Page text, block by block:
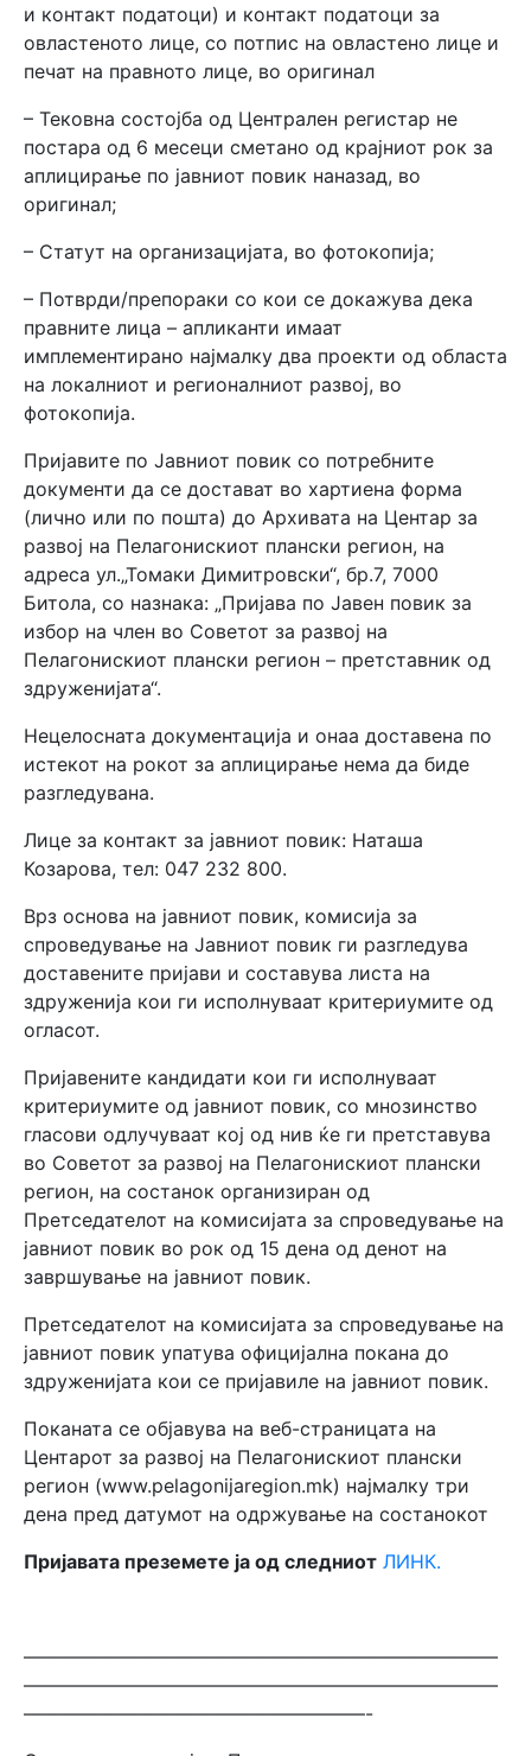
и контакт податоци) и контакт податоци за
овластеното лице, со потпис на овластено лице и
печат на правното лице, во оригинал
– Тековна состојба од Централен регистар не
постара од 6 месеци сметано од крајниот рок за
аплицирање по јавниот повик наназад, во
оригинал;
– Статут на организацијата, во фотокопија;
– Потврди/препораки со кои се докажува дека
правните лица – апликанти имаат
имплементирано најмалку два проекти од областа
на локалниот и регионалниот развој, во
фотокопија.
Пријавите по Јавниот повик со потребните
документи да се достават во хартиена форма
(лично или по пошта) до Архивата на Центар за
развој на Пелагонискиот плански регион, на
адреса ул.„Томаки Димитровски“, бр.7, 7000
Битола, со назнака: „Пријава по Јавен повик за
избор на член во Советот за развој на
Пелагонискиот плански регион – претставник од
здруженијата“.
Нецелосната документација и онаа доставена по
истекот на рокот за аплицирање нема да биде
разгледувана.
Лице за контакт за јавниот повик: Наташа
Козарова, тел: 047 232 800.
Врз основа на јавниот повик, комисија за
спроведување на Јавниот повик ги разгледува
доставените пријави и составува листа на
здруженија кои ги исполнуваат критериумите од
огласот.
Пријавените кандидати кои ги исполнуваат
критериумите од јавниот повик, со мнозинство
гласови одлучуваат кој од нив ќе ги претставува
во Советот за развој на Пелагонискиот плански
регион, на состанок организиран од
Претседателот на комисијата за спроведување на
јавниот повик во рок од 15 дена од денот на
завршување на јавниот повик.
Претседателот на комисијата за спроведување на
јавниот повик упатува официјална покана до
здруженијата кои се пријавиле на јавниот повик.
Поканата се објавува на веб-страницата на
Центарот за развој на Пелагонискиот плански
регион (www.pelagonijaregion.mk) најмалку три
дена пред датумот на одржување на состанокот
Пријавата преземете ја од следниот ЛИНК.
—————————————————————————
—————————————————————————
——————————————————-